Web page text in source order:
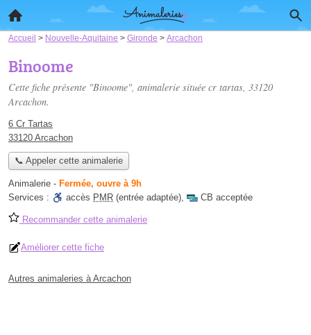
Accueil > Nouvelle-Aquitaine > Gironde > Arcachon
Binoome
Cette fiche présente "Binoome", animalerie située cr tartas, 33120
Arcachon.
6 Cr Tartas
33120 Arcachon
📞 Appeler cette animalerie
Animalerie - Fermée, ouvre à 9h
Services :
accès PMR (entrée adaptée), CB acceptée
Recommander cette animalerie
Améliorer cette fiche
Autres animaleries à Arcachon